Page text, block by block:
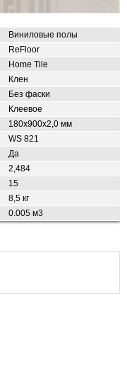
Виниловые полы
ReFloor
Home Tile
Клен
Без фаски
Клеевое
180х900х2,0 мм
WS 821
Да
2,484
15
8,5 кг
0.005 м3